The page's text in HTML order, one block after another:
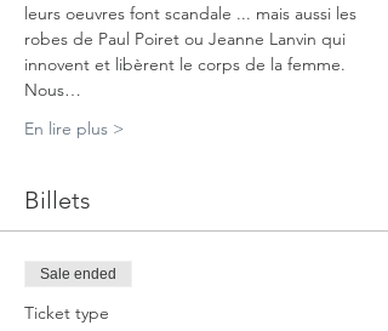
leurs oeuvres font scandale ... mais aussi les
robes de Paul Poiret ou Jeanne Lanvin qui
innovent et libèrent le corps de la femme.
Nous…
En lire plus >
Billets
Sale ended
Ticket type